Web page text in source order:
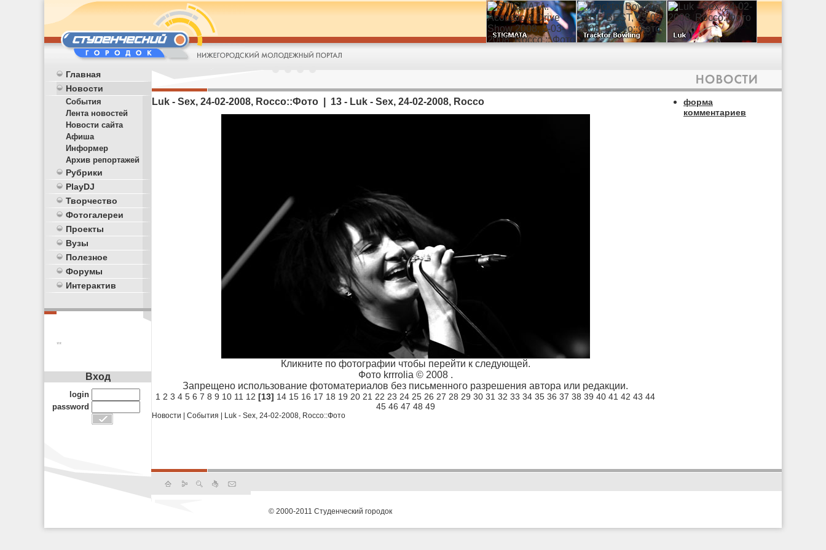
Главная
Новости
События
Лента новостей
Новости сайта
Афиша
Информер
Архив репортажей
Рубрики
PlayDJ
Творчество
Фотогалереи
Проекты
Вузы
Полезное
Форумы
Интерактив
**
Luk - Sex, 24-02-2008, Rocco::Фото | 13 - Luk - Sex, 24-02-2008, Rocco
Кликните по фотографии чтобы перейти к следующей.
Фото krrrolia © 2008 .
Запрещено использование фотоматериалов без письменного разрешения автора или редакции.
1 2 3 4 5 6 7 8 9 10 11 12 [13] 14 15 16 17 18 19 20 21 22 23 24 25 26 27 28 29 30 31 32 33 34 35 36 37 38 39 40 41 42 43 44
45 46 47 48 49
Новости События Luk - Sex, 24-02-2008, Rocco::Фото
форма
комментариев
Вход
login
password
© 2000-2011 Студенческий городок